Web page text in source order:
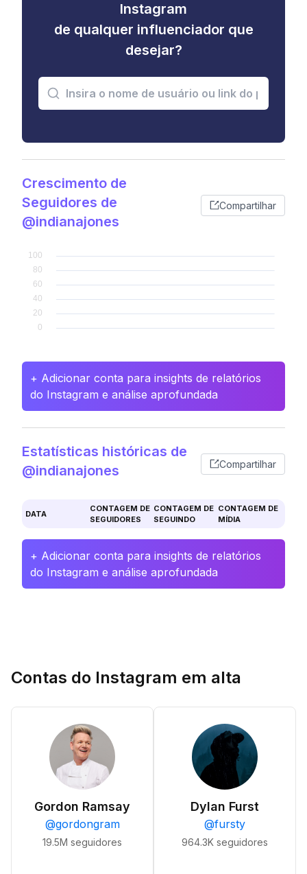
Instagram
de qualquer influenciador que
desejar?
Crescimento de
Seguidores de
@indianajones
Compartilhar
+ Adicionar conta para insights de relatórios
do Instagram e análise aprofundada
Estatísticas históricas de
@indianajones
Compartilhar
DATA
CONTAGEM DE
SEGUIDORES
CONTAGEM DE
SEGUINDO
CONTAGEM DE
MÍDIA
+ Adicionar conta para insights de relatórios
do Instagram e análise aprofundada
Contas do Instagram em alta
Gordon Ramsay
@gordongram
19.5M seguidores
Dylan Furst
@fursty
964.3K seguidores